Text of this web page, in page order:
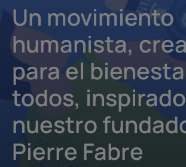
Un movimiento
humanista,
para el
todos,
nuestro
Pierre Fabre